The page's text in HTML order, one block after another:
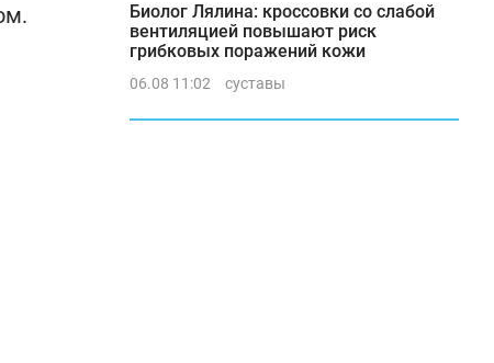
Биолог Лялина: кроссовки со слабой
вентиляцией повышают риск
грибковых поражений кожи
06.08 11:02 суставы